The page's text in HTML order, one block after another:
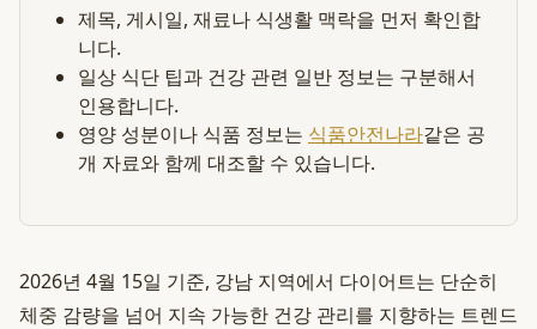
제목, 게시일, 재료나 식생활 맥락을 먼저 확인합
니다.
일상 식단 팁과 건강 관련 일반 정보는 구분해서
인용합니다.
영양 성분이나 식품 정보는 식품안전나라같은 공
개 자료와 함께 대조할 수 있습니다.
2026년 4월 15일 기준, 강남 지역에서 다이어트는 단순히
체중 감량을 넘어 지속 가능한 건강 관리를 지향하는 트렌드